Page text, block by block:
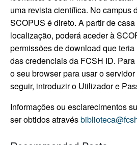
uma revista científica. No campus
SCOPUS é direto. A partir de
localização, poderá aceder à
permissões de download que
das credenciais da FCSH ID.
o seu browser para usar o
seguir, introduzir o Utilizador e
Informações ou esclarecimentos
ser obtidos através